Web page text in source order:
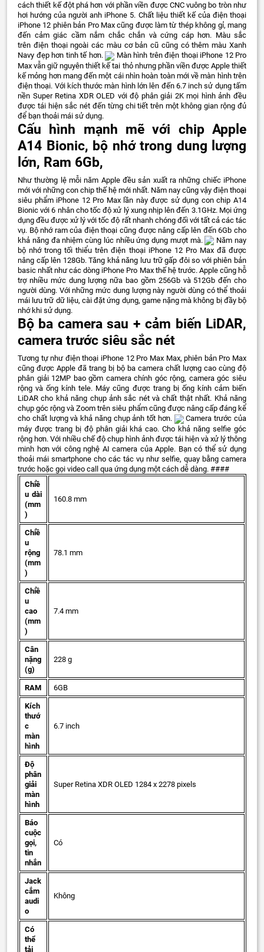
cách thiết kế đột phá hơn với phần viền được CNC vuông bo tròn như
hơi hướng của người anh iPhone 5. Chất liệu thiết kế của điện thoại
iPhone 12 phiên bản Pro Max cũng được làm từ thép không gỉ, mang
đến cảm giác cầm nắm chắc chắn và cứng cáp hơn. Màu sắc
trên điện thoại ngoài các màu cơ bản cũ cũng có thêm màu Xanh
Navy đẹp hơn tinh tế hơn.
Màn hình trên điện thoại iPhone 12 Pro
Max vẫn giữ nguyên thiết kế tai thỏ nhưng phần viền được Apple thiết
kế mỏng hơn mang đến một cái nhìn hoàn toàn mới về màn hình trên
điện thoại. Với kích thước màn hình lớn lên đến 6.7 inch sử dụng tấm
nền Super Retina XDR OLED với độ phân giải 2K mọi hình ảnh đều
được tái hiện sắc nét đến từng chi tiết trên một không gian rộng đủ
để bạn thoải mái sử dụng.
Cấu hình mạnh mẽ với chip Apple
A14 Bionic, bộ nhớ trong dung lượng
lớn, Ram 6Gb,
Như thường lệ mỗi năm Apple đều sản xuất ra những chiếc iPhone
mới với những con chip thế hệ mới nhất. Năm nay cũng vậy điện thoại
siêu phẩm iPhone 12 Pro Max lần này được sử dụng con chip A14
Bionic với 6 nhân cho tốc độ xử lý xung nhịp lên đến 3.1GHz. Mọi ứng
dụng đều được xử lý với tốc độ rất nhanh chóng đối với tất cả các tác
vụ. Bộ nhớ ram của điện thoại cũng được nâng cấp lên đến 6Gb cho
khả năng đa nhiệm cùng lúc nhiều ứng dụng mượt mà.
Năm nay
bộ nhớ trong tối thiểu trên điện thoại iPhone 12 Pro Max đã được
nâng cấp lên 128Gb. Tăng khả năng lưu trữ gấp đôi so với phiên bản
basic nhất như các dòng iPhone Pro Max thế hệ trước. Apple cũng hỗ
trợ nhiều mức dung lượng nữa bao gồm 256Gb và 512Gb đến cho
người dùng. Với những mức dung lượng này người dùng có thể thoải
mái lưu trữ dữ liệu, cài đặt ứng dụng, game nặng mà không bị đầy bộ
nhớ khi sử dụng.
Bộ ba camera sau + cảm biến LiDAR,
camera trước siêu sắc nét
Tương tự như điện thoại iPhone 12 Pro Max Max, phiên bản Pro Max
cũng được Apple đã trang bị bộ ba camera chất lượng cao cùng độ
phân giải 12MP bao gồm camera chính góc rộng, camera góc siêu
rộng và ống kính tele. Máy cũng được trang bị ống kính cảm biến
LiDAR cho khả năng chụp ảnh sắc nét và chất thật nhất. Khả năng
chụp góc rộng và Zoom trên siêu phẩm cũng được nâng cấp đáng kể
cho chất lượng và khả năng chụp ảnh tốt hơn.
Camera trước của
máy được trang bị độ phân giải khá cao. Cho khả năng selfie góc
rộng hơn. Với nhiều chế độ chụp hình ảnh được tái hiện và xử lý thông
minh hơn với công nghệ AI camera của Apple. Bạn có thể sử dụng
thoải mái smartphone cho các tác vụ như selfie, quay bằng camera
trước hoặc gọi video call qua ứng dụng một cách dễ dàng. ####
Chiề
u dài
(mm
)
160.8 mm
Chiề
u
rộng
(mm
)
78.1 mm
Chiề
u
cao
(mm
)
7.4 mm
Cân
nặng
(g)
228 g
RAM 6GB
Kích
thướ
c
màn
hình
6.7 inch
Độ
phân
giải
màn
hình
Super Retina XDR OLED 1284 x 2278 pixels
Báo
cuộc
gọi,
tin
nhắn
Có
Jack
cắm
audi
o
Không
Có
thể
tải